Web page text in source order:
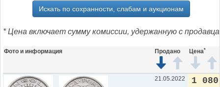
Искать по сохранности, слабам и аукционам
* Цена включает сумму комиссии, удержанную с продавца
Фото и информация Продано Цена*
21.05.2022 1 080